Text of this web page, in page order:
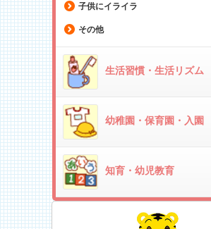
子供にイライラ
その他
生活習慣・生活リズム
幼稚園・保育園・入園
知育・幼児教育